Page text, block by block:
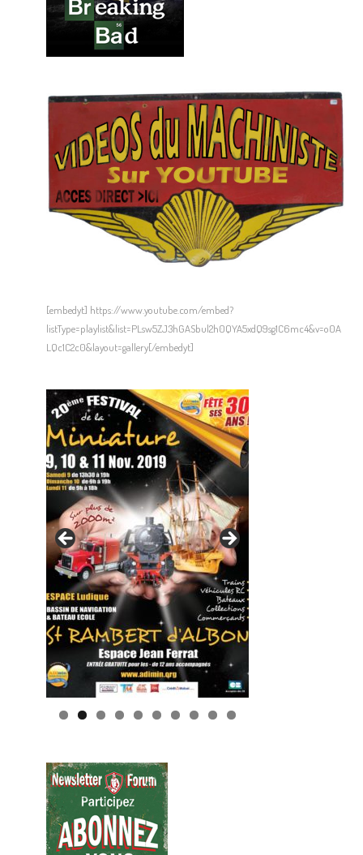
[embedyt] https://www.youtube.com/embed?
listType=playlist&list=PLsw5ZJ3hGASbul2h0QYA5xdQ9sg1C6mc4&v=o0A
LQc1C2c0&layout=gallery[/embedyt]